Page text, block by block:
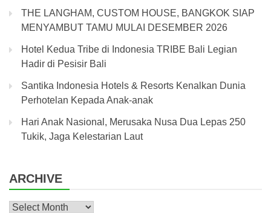
THE LANGHAM, CUSTOM HOUSE, BANGKOK SIAP
MENYAMBUT TAMU MULAI DESEMBER 2026
Hotel Kedua Tribe di Indonesia TRIBE Bali Legian
Hadir di Pesisir Bali
Santika Indonesia Hotels & Resorts Kenalkan Dunia
Perhotelan Kepada Anak-anak
Hari Anak Nasional, Merusaka Nusa Dua Lepas 250
Tukik, Jaga Kelestarian Laut
ARCHIVE
Archive